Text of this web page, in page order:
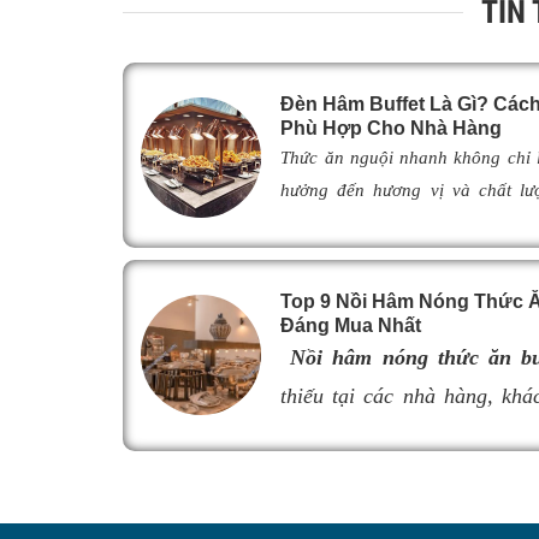
TIN
Đèn Hâm Buffet Là Gì?
Phù Hợp Cho Nhà Hàng
Thức ăn nguội nhanh không
hưởng đến hương vị và chất
giải pháp được nhiều nhà
lựa chọn nhờ khả năng giữ
ngon như vừa mới chế biến. Vậy
thế nào, hoạt động ra sao và
đèn hâm nóng thức ănphù hợp,
Hãy cùng tìm hiểu ngay trong
Top 9 Nồi Hâm Nóng Thức
Đáng Mua Nhất
Nồi hâm nóng thức ăn
thiếu tại các nhà hàng,